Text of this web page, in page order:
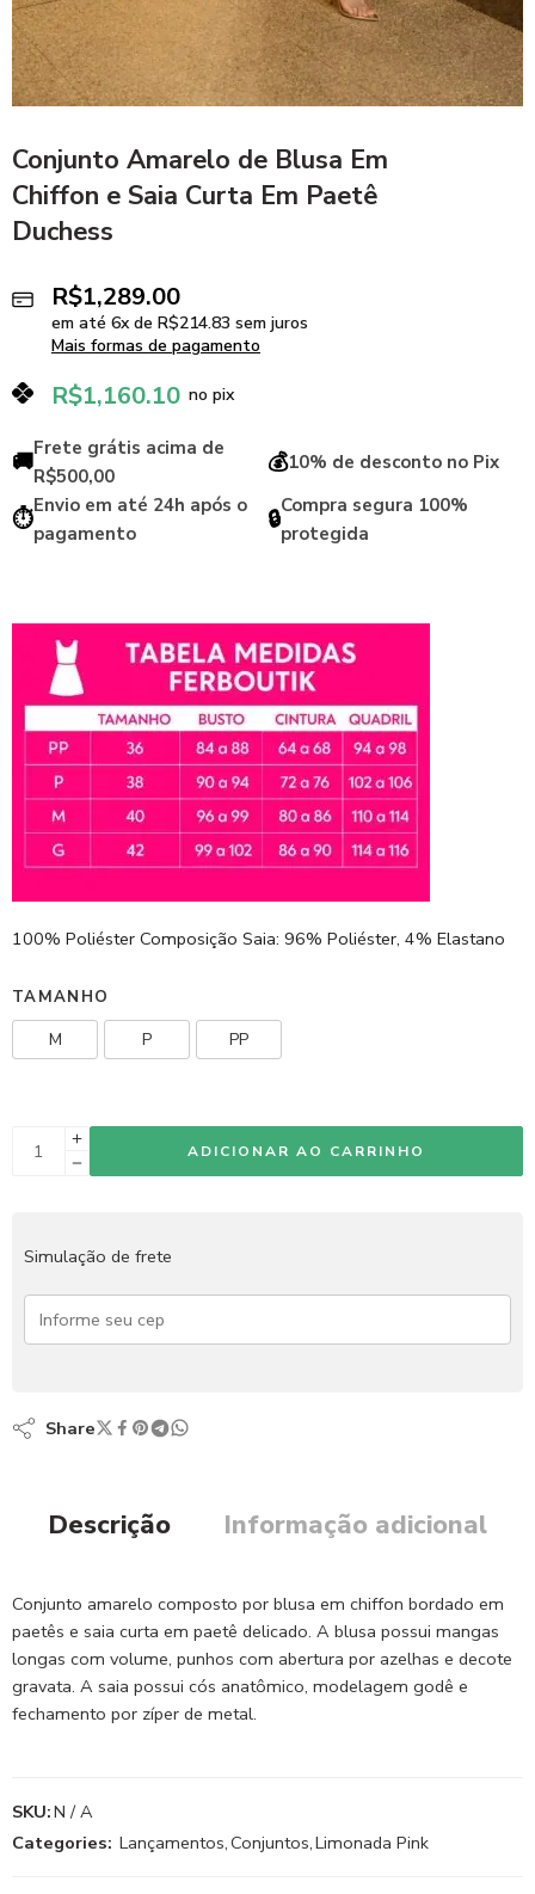
Conjunto Amarelo de Blusa Em
Chiffon e Saia Curta Em Paetê
Duchess
R$1,289.00
em até 6x de R$214.83 sem juros
Mais formas de pagamento
R$1,160.10 no pix
🚚Frete grátis acima de
R$500,00
💰10% de desconto no Pix
⏱️Envio em até 24h após o
pagamento
🔒Compra segura 100%
protegida
100% Poliéster Composição Saia: 96% Poliéster, 4% Elastano
TAMANHO
M P PP
ADICIONAR AO CARRINHO
Simulação de frete
Share
Descrição Informação adicional
Conjunto amarelo composto por blusa em chiffon bordado em
paetês e saia curta em paetê delicado. A blusa possui mangas
longas com volume, punhos com abertura por azelhas e decote
gravata. A saia possui cós anatômico, modelagem godê e
fechamento por zíper de metal.
SKU:N / A
Categories: Lançamentos,Conjuntos,Limonada Pink